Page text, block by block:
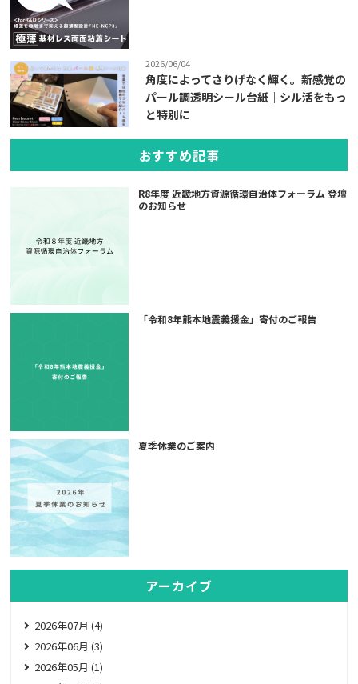
2026/06/04
角度によってさりげなく輝く。新感覚の
パール調透明シール台紙｜シル活をもっ
と特別に
おすすめ記事
R8年度 近畿地方資源循環自治体フォーラム 登壇
のお知らせ
「令和8年熊本地震義援金」寄付のご報告
夏季休業のご案内
アーカイブ
2026年07月 (4)
2026年06月 (3)
2026年05月 (1)